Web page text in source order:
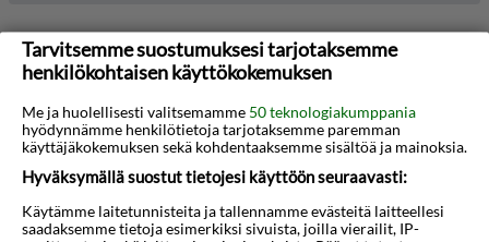
Tietoja hotellista
tervetulleiksi ainutlaatuiseen oleskeluun Vilnan
vanhassakaupungissa. Kauniisti restauroidussa
1500-luvun luostarissa sijaitseva hotelli yhdistää
historiallista viehätystä moderniin mukavuuteen.
Tarvitsemme suostumuksesi tarjotaksemme
henkilökohtaisen käyttökokemuksen
Me ja huolellisesti valitsemamme 50 teknologiakumppania
hyödynnämme henkilötietoja tarjotaksemme paremman
käyttäjäkokemuksen sekä kohdentaaksemme sisältöä ja mainoksia.
Hyväksymällä suostut tietojesi käyttöön seuraavasti:
Käytämme laitetunnisteita ja tallennamme evästeitä laitteellesi
saadaksemme tietoja esimerkiksi sivuista, joilla vierailit, IP-